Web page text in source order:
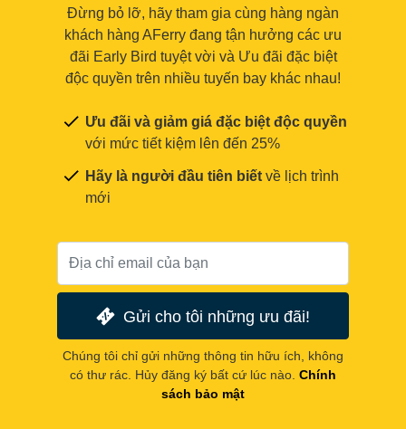
Đừng bỏ lỡ, hãy tham gia cùng hàng ngàn
khách hàng AFerry đang tận hưởng các ưu
đãi Early Bird tuyệt vời và Ưu đãi đặc biệt
độc quyền trên nhiều tuyến bay khác nhau!
Ưu đãi và giảm giá đặc biệt độc quyền
với mức tiết kiệm lên đến 25%
Hãy là người đầu tiên biết về lịch trình
mới
Gửi cho tôi những ưu đãi!
Chúng tôi chỉ gửi những thông tin hữu ích, không
có thư rác. Hủy đăng ký bất cứ lúc nào. Chính
sách bảo mật